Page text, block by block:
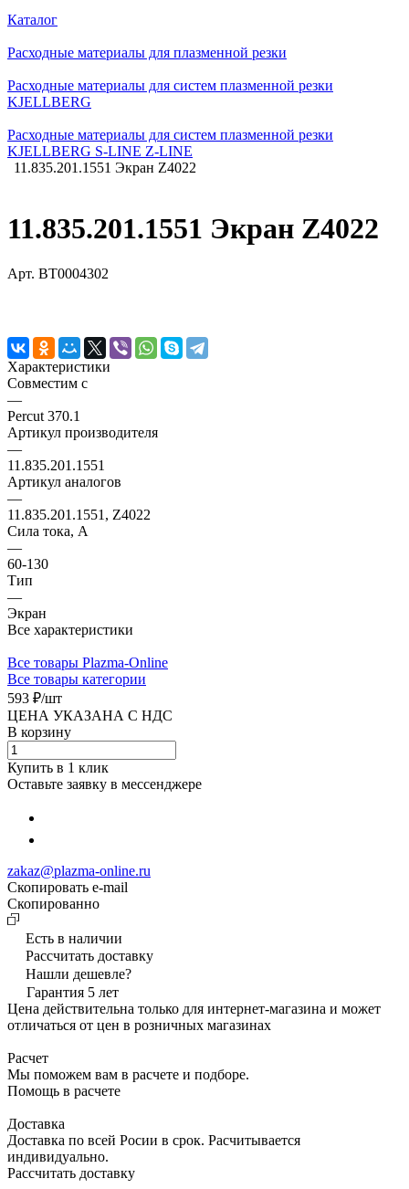
Каталог
Расходные материалы для плазменной резки
Расходные материалы для систем плазменной резки
KJELLBERG
Расходные материалы для систем плазменной резки
KJELLBERG S-LINE Z-LINE
11.835.201.1551 Экран Z4022
11.835.201.1551 Экран Z4022
Арт. BT0004302
Характеристики
Совместим с
—
Percut 370.1
Артикул производителя
—
11.835.201.1551
Артикул аналогов
—
11.835.201.1551, Z4022
Сила тока, А
—
60-130
Тип
—
Экран
Все характеристики
Все товары Plazma-Online
Все товары категории
593 ₽/шт
ЦЕНА УКАЗАНА С НДС
В корзину
Купить в 1 клик
Оставьте заявку в мессенджере
zakaz@plazma-online.ru
Скопировать e-mail
Cкопированно
Есть в наличии
Рассчитать доставку
Нашли дешевле?
Гарантия 5 лет
Цена действительна только для интернет-магазина и может
отличаться от цен в розничных магазинах
Расчет
Мы поможем вам в расчете и подборе.
Помощь в расчете
Доставка
Доставка по всей Росии в срок. Расчитывается
индивидуально.
Рассчитать доставку